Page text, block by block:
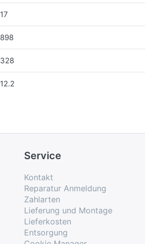
17
898
328
12.2
Service
Kontakt
Reparatur Anmeldung
Zahlarten
Lieferung und Montage
Lieferkosten
Entsorgung